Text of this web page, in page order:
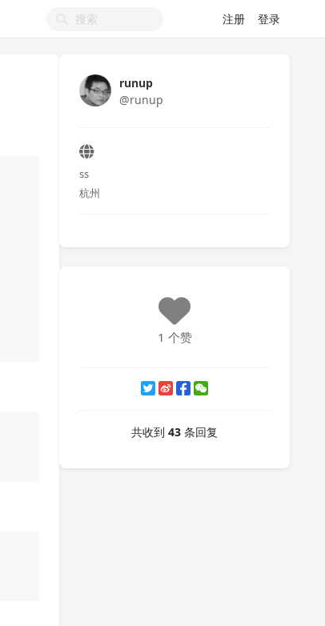
注册 登录
runup
@runup
ss
杭州
1 个赞
共收到 43 条回复